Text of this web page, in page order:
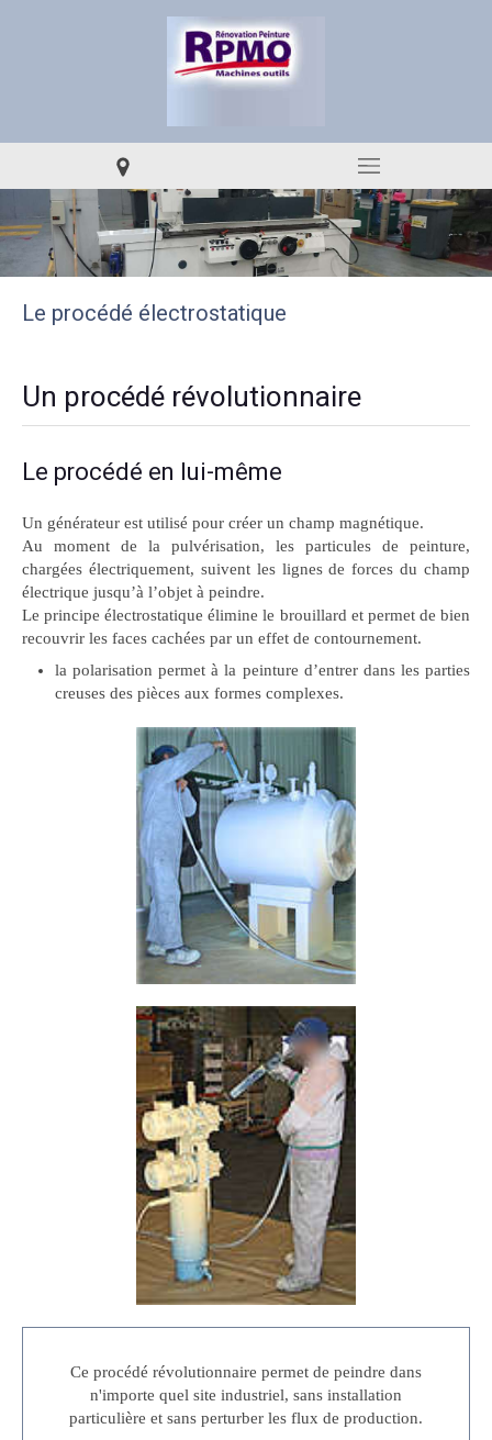
Le procédé électrostatique
Un procédé révolutionnaire
Le procédé en lui-même
Un générateur est utilisé pour créer un champ magnétique.
Au moment de la pulvérisation, les particules de peinture,
chargées électriquement, suivent les lignes de forces du champ
électrique jusqu’à l’objet à peindre.
Le principe électrostatique élimine le brouillard et permet de bien
recouvrir les faces cachées par un effet de contournement.
la polarisation permet à la peinture d’entrer dans les parties
creuses des pièces aux formes complexes.
Ce procédé révolutionnaire permet de peindre dans
n'importe quel site industriel, sans installation
particulière et sans perturber les flux de production.